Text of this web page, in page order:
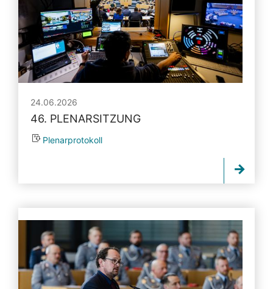
24.06.2026
46. PLENARSITZUNG
Plenarprotokoll